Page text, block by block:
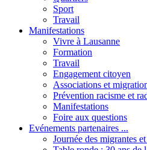
Sport
Travail
Manifestations
Vivre à Lausanne
Formation
Travail
Engagement citoyen
Associations et
Prévention racisme et
Manifestations
Foire aux questions
Evénements partenaires ...
Journée des migrantes